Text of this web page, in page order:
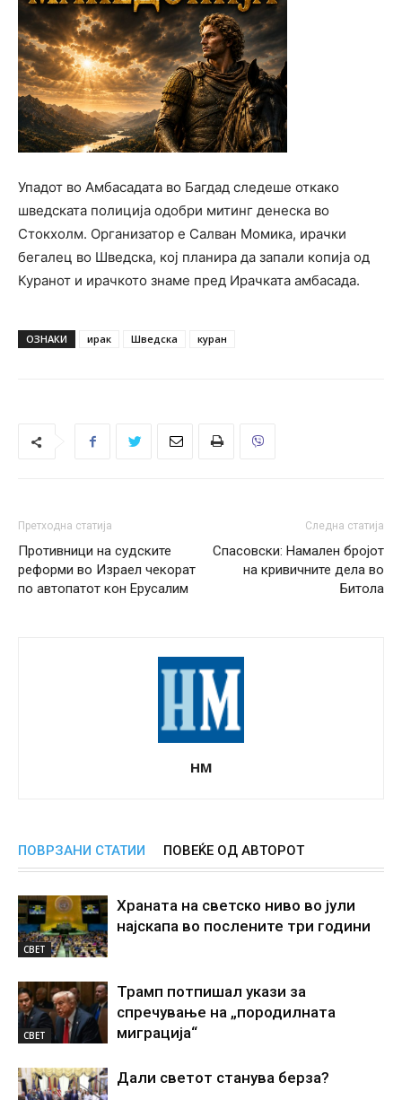
Упадот во Амбасадата во Багдад следеше откако
шведската полиција одобри митинг денеска во
Стокхолм. Организатор е Салван Момика, ирачки
бегалец во Шведска, кој планира да запали копија од
Куранот и ирачкото знаме пред Ирачката амбасада.
ОЗНАКИ ирак Шведска куран
Претходна статија
Противници на судските
реформи во Израел чекорат
по автопатот кон Ерусалим
Следна статија
Спасовски: Намален бројот
на кривичните дела во
Битола
НМ
ПОВРЗАНИ СТАТИИ ПОВЕЌЕ ОД АВТОРОТ
СВЕТ
Храната на светско ниво во јули
најскапа во послените три години
СВЕТ
Трамп потпишал укази за
спречување на „породилната
миграција“
Дали светот станува берза?